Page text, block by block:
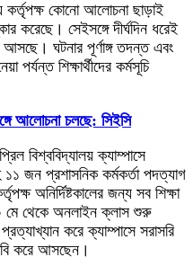
কর্তৃপক্ষ কোনো আলোচনা ছাড়াই
করেছে। সেইসঙ্গে দীর্ঘদিন ধরেই
আসছে। ঘটনার পূর্ণাঙ্গ তদন্ত এবং
পর্যন্ত শিক্ষার্থীদের কর্মসূচি
আলোচনা চলছে: সিইসি
বিশ্ববিদ্যালয় ক্যাম্পাসে
১১ জন প্রশাসনিক কর্মকর্তা পদত্যাগ
অনির্দিষ্টকালের জন্য সব শিক্ষা
মে থেকে অনলাইন ক্লাস শুরু
করে ক্যাম্পাসে সরাসরি
করে আসছেন।